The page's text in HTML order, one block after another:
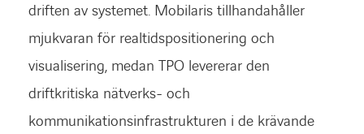
driften av systemet. Mobilaris tillhandahåller
mjukvaran för realtidspositionering och
visualisering, medan TPO levererar den
driftkritiska nätverks- och
kommunikationsinfrastrukturen i de krävande